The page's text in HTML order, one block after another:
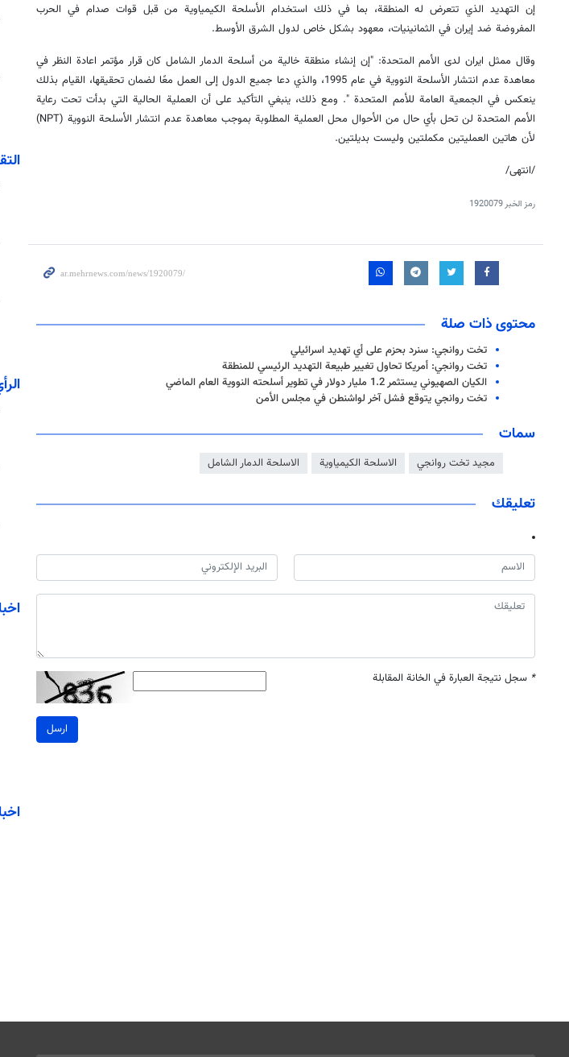
إن التهديد الذي تتعرض له المنطقة، بما في ذلك استخدام الأسلحة الكيمياوية من قبل قوات صدام في الحرب
المفروضة ضد إيران في الثمانينيات، معهود بشكل خاص لدول الشرق الأوسط.
وقال ممثل ايران لدى الأمم المتحدة: "إن إنشاء منطقة خالية من أسلحة الدمار الشامل كان قرار مؤتمر اعادة النظر في
معاهدة عدم انتشار الأسلحة النووية في عام 1995، والذي دعا جميع الدول إلى العمل معًا لضمان تحقيقها، القيام بذلك
ينعكس في الجمعية العامة للأمم المتحدة ". ومع ذلك، ينبغي التأكيد على أن العملية الحالية التي بدأت تحت رعاية
الأمم المتحدة لن تحل بأي حال من الأحوال محل العملية المطلوبة بموجب معاهدة عدم انتشار الأسلحة النووية (NPT)
لأن هاتين العمليتين مكملتين وليست بديلتين.
/انتهى/
رمز الخبر1920079
محتوى ذات صلة
تخت روانجي: سنرد بحزم على أي تهديد اسرائيلي
تخت روانجي: أمريكا تحاول تغيير طبيعة التهديد الرئيسي للمنطقة
الكيان الصهيوني يستثمر 1.2 مليار دولار في تطوير أسلحته النووية العام الماضي
تخت روانجي يتوقع فشل آخر لواشنطن في مجلس الأمن
سمات
مجيد تخت روانجي الاسلحة الكيمياوية الاسلحة الدمار الشامل
تعليقك
* سجل نتيجة العبارة في الخانة المقابلة
ارسل